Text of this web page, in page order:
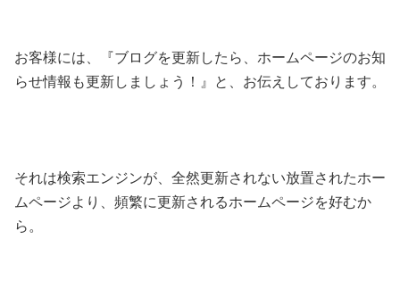
お客様には、『ブログを更新したら、ホームページのお知
らせ情報も更新しましょう！』と、お伝えしております。
それは検索エンジンが、全然更新されない放置されたホー
ムページより、頻繁に更新されるホームページを好むか
ら。